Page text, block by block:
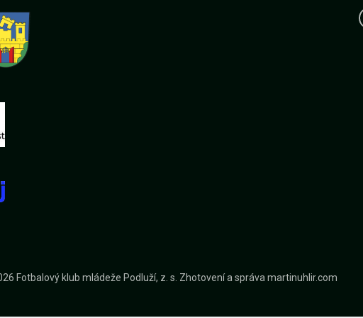
Fotbalový klub mládeže Podluží, z. s. Zhotovení a správamartinuhlir.com